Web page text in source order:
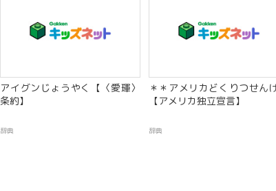
アイグンじょうやく【〈愛琿〉
条約】
辞典
＊＊アメリカどくりつせん
【アメリカ独立宣言】
辞典